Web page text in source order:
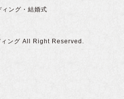
ング・結婚式
ング All Right Reserved.